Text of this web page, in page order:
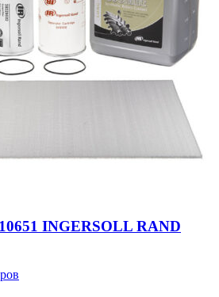
INGERSOLL RAND